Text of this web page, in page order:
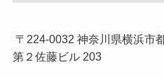
〒224-0032 神奈川県横浜市
第２佐藤ビル 203